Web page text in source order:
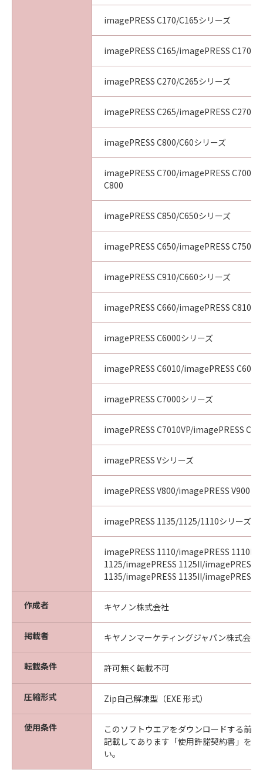
imagePRESS C170/C165シリーズ
imagePRESS C165/imagePRESS C170
imagePRESS C270/C265シリーズ
imagePRESS C265/imagePRESS C270
imagePRESS C800/C60シリーズ
imagePRESS C700/imagePRESS C700L/
C800
imagePRESS C850/C650シリーズ
imagePRESS C650/imagePRESS C750/
imagePRESS C910/C660シリーズ
imagePRESS C660/imagePRESS C810/
imagePRESS C6000シリーズ
imagePRESS C6010/imagePRESS C6011
imagePRESS C7000シリーズ
imagePRESS C7010VP/imagePRESS
imagePRESS Vシリーズ
imagePRESS V800/imagePRESS V900
imagePRESS 1135/1125/1110シリーズ
imagePRESS 1110/imagePRESS 1110II/
1125/imagePRESS 1125II/imagePRESS
1135/imagePRESS 1135II/imagePRESS
作成者 キヤノン株式会社
掲載者 キヤノンマーケティングジャパン株式会社
転載条件 許可無く転載不可
圧縮形式 Zip自己解凍型（EXE 形式）
使用条件
このソフトウエアをダウンロードする前
記載してあります「使用許諾契約書」を
い。